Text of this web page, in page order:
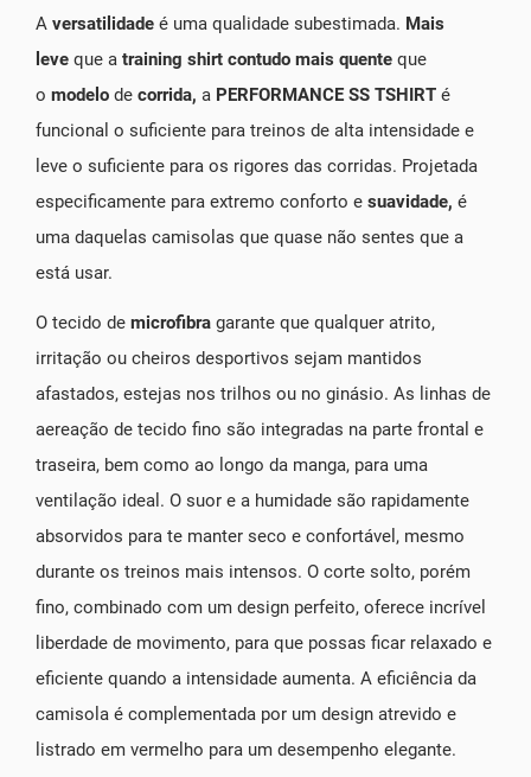
A versatilidade é uma qualidade subestimada. Mais
leve que a training shirt contudo mais quente que
o modelo de corrida, a PERFORMANCE SS TSHIRT é
funcional o suficiente para treinos de alta intensidade e
leve o suficiente para os rigores das corridas. Projetada
especificamente para extremo conforto e suavidade, é
uma daquelas camisolas que quase não sentes que a
está usar.
O tecido de microfibra garante que qualquer atrito,
irritação ou cheiros desportivos sejam mantidos
afastados, estejas nos trilhos ou no ginásio. As linhas de
aereação de tecido fino são integradas na parte frontal e
traseira, bem como ao longo da manga, para uma
ventilação ideal. O suor e a humidade são rapidamente
absorvidos para te manter seco e confortável, mesmo
durante os treinos mais intensos. O corte solto, porém
fino, combinado com um design perfeito, oferece incrível
liberdade de movimento, para que possas ficar relaxado e
eficiente quando a intensidade aumenta. A eficiência da
camisola é complementada por um design atrevido e
listrado em vermelho para um desempenho elegante.